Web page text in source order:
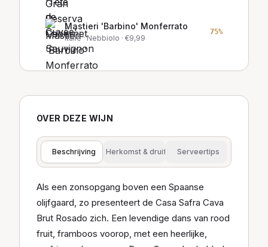
Mastieri 'Barbino' Monferrato
Italië· Nebbiolo · €9,99
75%
OVER DEZE WIJN
Beschrijving Herkomst & druif Serveertips
Als een zonsopgang boven een Spaanse
olijfgaard, zo presenteert de Casa Safra Cava
Brut Rosado zich. Een levendige dans van rood
fruit, framboos voorop, met een heerlijke,